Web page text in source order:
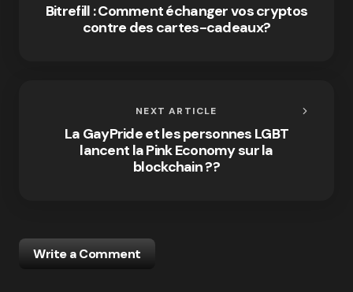
Bitrefill : Comment échanger vos cryptos
contre des cartes-cadeaux?
NEXT ARTICLE
La GayPride et les personnes LGBT
lancent la Pink Economy sur la
blockchain ?️‍?
Write a Comment